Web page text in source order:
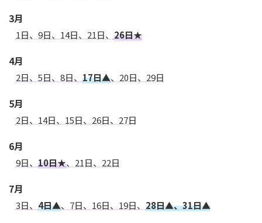
3月
1日、9日、14日、21日、 26日★
4月
2日、5日、8日、 17日▲、20日、29日
5月
2日、14日、15日、26日、27日
6月
9日、 10日★、21日、22日
7月
3日、 4日▲、7日、16日、19日、 28日▲、31日▲